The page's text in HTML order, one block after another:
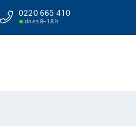
0220 665 410
dnes 8–18 h